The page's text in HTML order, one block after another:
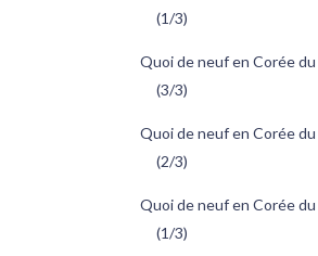
(1/3)
Quoi de neuf en Corée du
(3/3)
Quoi de neuf en Corée du
(2/3)
Quoi de neuf en Corée du
(1/3)